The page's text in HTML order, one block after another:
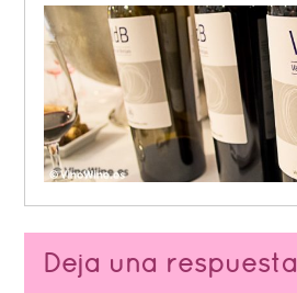
Deja una respuesta